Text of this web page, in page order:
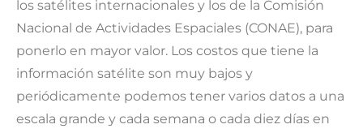
los satélites internacionales y los de la Comisión
Nacional de Actividades Espaciales (CONAE), para
ponerlo en mayor valor. Los costos que tiene la
información satélite son muy bajos y
periódicamente podemos tener varios datos a una
escala grande y cada semana o cada diez días en